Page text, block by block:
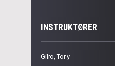
INSTRUKTØRER
Gilro, Tony